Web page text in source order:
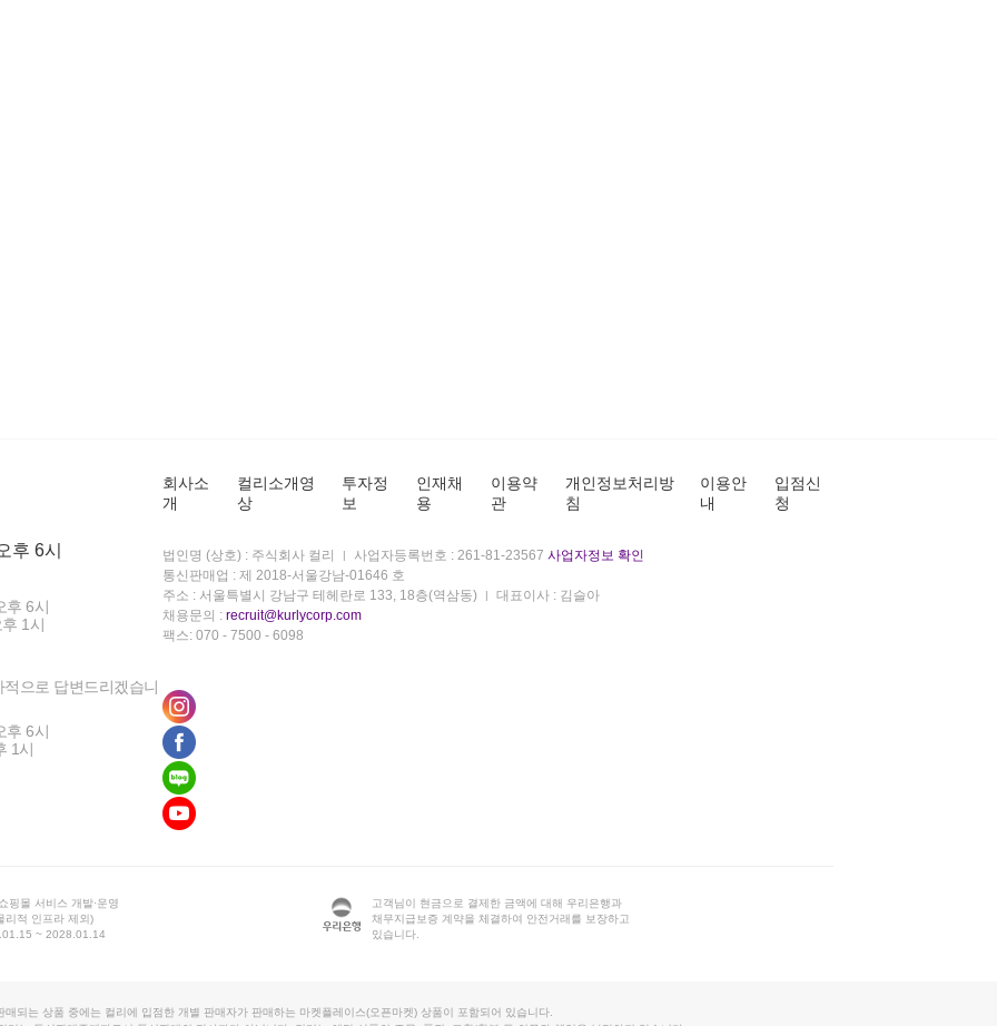
후 6시
후 6시
1시
으로 답변드리겠습니
후 6시
1시
회사소
개
컬리소개영
상
투자정
보
인재채
용
이용약
관
개인정보처리방
침
이용안
내
입점신
청
법인명 (상호) : 주식회사 컬리 사업자등록번호 : 261-81-23567 사업자정보 확인
통신판매업 : 제 2018-서울강남-01646 호
주소 : 서울특별시 강남구 테헤란로 133, 18층(역삼동)
대표이사 : 김슬아
채용문의 : recruit@kurlycorp.com
팩스: 070 - 7500 - 6098
핑몰 서비스 개발·운영
리적 인프라 제외)
~ 2028.01.14
고객님이 현금으로 결제한 금액에 대해 우리은행과
채무지급보증 계약을 체결하여 안전거래를 보장하고
있습니다.
매되는 상품 중에는 컬리에 입점한 개별 판매자가 판매하는 마켓플레이스(오픈마켓) 상품이 포함되어 있습니다.